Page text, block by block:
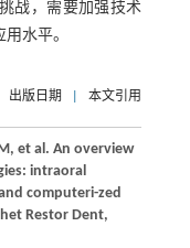
战，需要加强技术
水平。
出版日期 本文引用
, et al. An overview
intraoral
computeri-zed
Restor Dent,